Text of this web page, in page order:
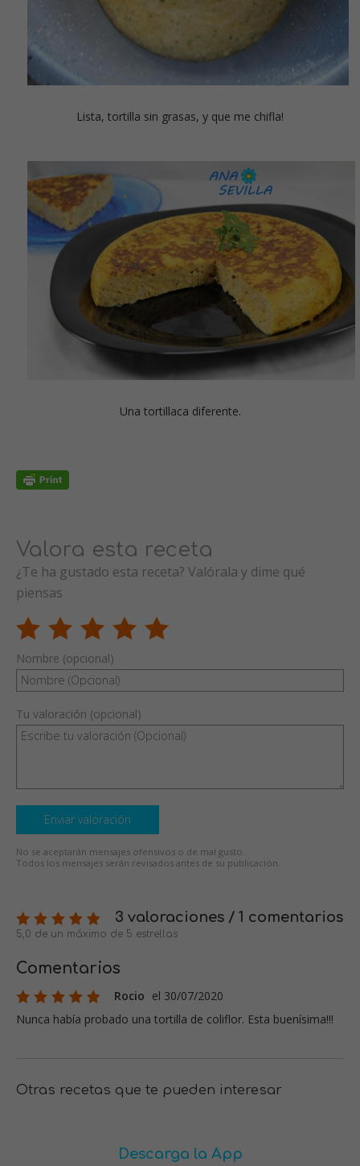
Lista, tortilla sin grasas, y que me chifla!
Una tortillaca diferente.
Valora esta receta
¿Te ha gustado esta receta? Valórala y dime qué
piensas
Nombre (opcional)
Tu valoración (opcional)
Enviar valoración
No se aceptarán mensajes ofensivos o de mal gusto.
Todos los mensajes serán revisados antes de su publicación.
3 valoraciones / 1 comentarios
5,0 de un máximo de 5 estrellas
Comentarios
Rocio el 30/07/2020
Nunca había probado una tortilla de coliflor. Esta buenísima!!!
Otras recetas que te pueden interesar
Descarga la App